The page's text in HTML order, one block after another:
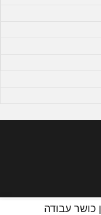
כושר עבודה